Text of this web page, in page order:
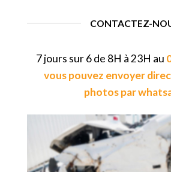
CONTACTEZ-
7 jours sur 6 de 8H à 23H au
vous pouvez envoyer
photos par